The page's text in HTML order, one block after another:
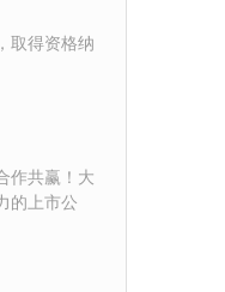
取得资格纳
作共赢！大
的上市公